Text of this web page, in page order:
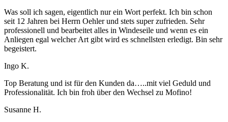
Was soll ich sagen, eigentlich nur ein Wort perfekt. Ich bin schon
seit 12 Jahren bei Herrn Oehler und stets super zufrieden. Sehr
professionell und bearbeitet alles in Windeseile und wenn es ein
Anliegen egal welcher Art gibt wird es schnellsten erledigt. Bin sehr
begeistert.
Ingo K.
Top Beratung und ist für den Kunden da…..mit viel Geduld und
Professionalität. Ich bin froh über den Wechsel zu Mofino!
Susanne H.